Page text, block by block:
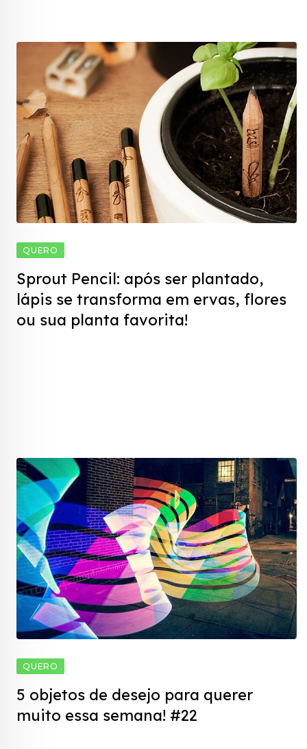
QUERO
Sprout Pencil: após ser plantado,
lápis se transforma em ervas, flores
ou sua planta favorita!
QUERO
5 objetos de desejo para querer
muito essa semana! #22